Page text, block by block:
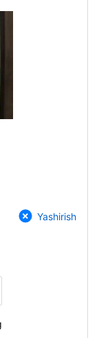
Yashirish